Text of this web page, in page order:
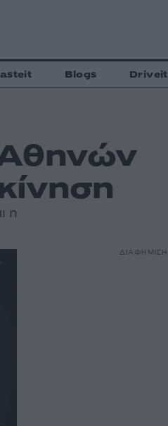
Blogs Driveit
Αθηνών
η
ΔΙΑΦΗΜΙΣΗ